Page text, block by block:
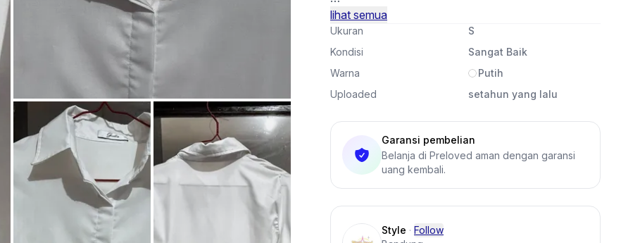
Detail : Good condition
Order DM or WA
#readystyleloved
lihat semua
Ukuran
S
Kondisi
Sangat Baik
Warna
Putih
Uploaded
setahun yang lalu
Garansi pembelian
Belanja di Preloved aman dengan garansi
uang kembali.
Style · Follow